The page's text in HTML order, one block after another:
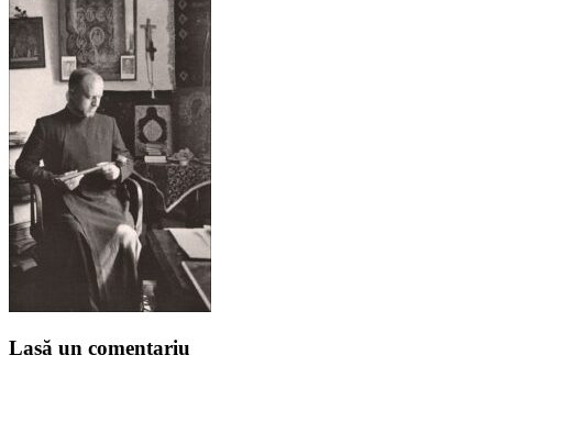
Lasă un comentariu